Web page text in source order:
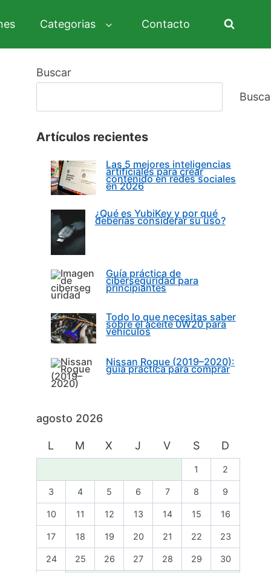
Categorias Contacto
Buscar
Artículos recientes
Las 5 mejores inteligencias
artificiales para crear
contenido en redes sociales
en 2026
¿Qué es YubiKey y por qué
deberías considerar su uso?
Guía práctica de
ciberseguridad para
principiantes
Todo lo que necesitas saber
sobre el aceite 0W20 para
vehículos
Nissan Rogue (2019–2020):
guía práctica para comprar
agosto 2026
L M X J V S D
1 2
3 4 5 6 7 8 9
10 11 12 13 14 15 16
17 18 19 20 21 22 23
24 25 26 27 28 29 30